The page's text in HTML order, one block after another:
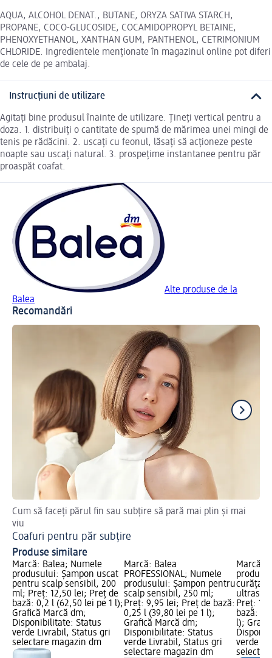
AQUA, ALCOHOL DENAT., BUTANE, ORYZA SATIVA STARCH,
PROPANE, COCO-GLUCOSIDE, COCAMIDOPROPYL BETAINE,
PHENOXYETHANOL, XANTHAN GUM, PANTHENOL, CETRIMONIUM
CHLORIDE. Ingredientele menționate în magazinul online pot diferi
de cele de pe ambalaj.
Instrucțiuni de utilizare
Agitați bine produsul înainte de utilizare. Țineți vertical pentru a
doza. 1. distribuiți o cantitate de spumă de mărimea unei mingi de
tenis pe rădăcini. 2. uscați cu feonul, lăsați să acționeze peste
noapte sau uscați natural. 3. prospețime instantanee pentru păr
proaspăt coafat.
Alte produse de la
Balea
Recomandări
Cum să faceți părul fin sau subțire să pară mai plin și mai
viu
Coafuri pentru păr subțire
Produse similare
Marcă: Balea; Numele
produsului: Șampon uscat
pentru scalp sensibil, 200
ml; Preț: 12,50 lei; Preț de
bază: 0,2 l (62,50 lei pe 1 l);
Grafică Marcă dm;
Disponibilitate: Status
verde Livrabil, Status gri
selectare magazin dm
Marcă: Balea
PROFESSIONAL; Numele
produsului: Șampon pentru
scalp sensibil, 250 ml;
Preț: 9,95 lei; Preț de bază:
0,25 l (39,80 lei pe 1 l);
Grafică Marcă dm;
Disponibilitate: Status
verde Livrabil, Status gri
selectare magazin dm
Marcă:
Preț:
bază:
l);
verde